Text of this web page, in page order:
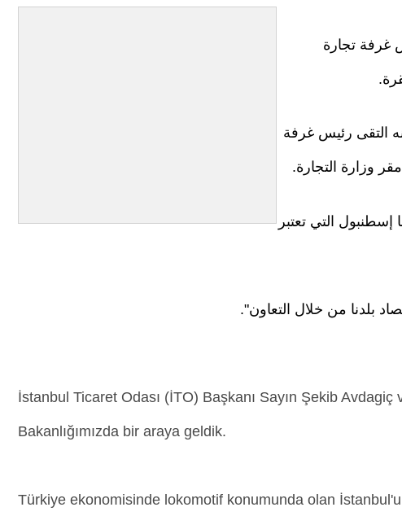
غرفة تجارة
التقى رئيس غرفة
وزارة التجارة.
التي تعتبر
بلدنا من خلال التعاون".
İstanbul Ticaret Odası (İTO) Başkanı Sayın Şekib
Bakanlığımızda bir araya geldik.
Türkiye ekonomisinde lokomotif konumunda olan